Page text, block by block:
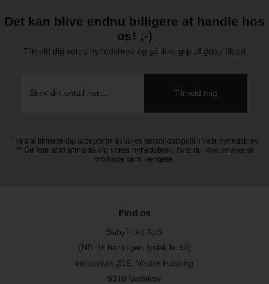
Det kan blive endnu billigere at handle hos
os! ;-)
Tilmeld dig vores nyhedsbrev og gå ikke glip af gode tilbud
* Ved at tilmelde dig accepterer du vores persondatapolitik vedr. nyhedsbrev
** Du kan altid afmelde dig vores nyhedsbrev, hvis du ikke ønsker at
modtage dem længere.
Find os
BabyTrold ApS
(NB. Vi har ingen fysisk butik)
Industrivej 20E, Vester Hassing
9310 Vodskov